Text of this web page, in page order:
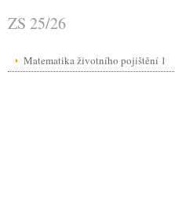
ZS 25/26
Matematika životního pojištění 1